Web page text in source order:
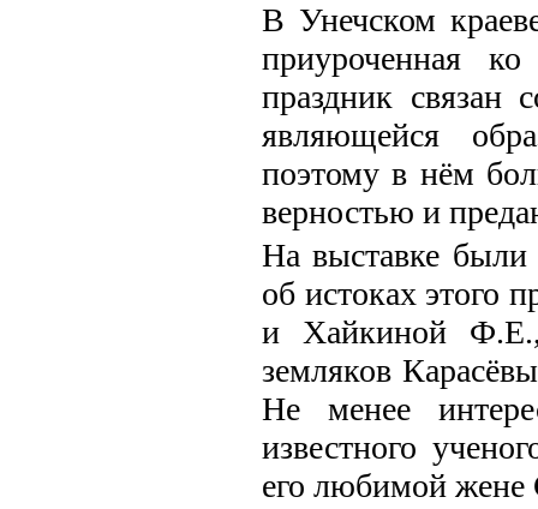
В Унечском
приуроченная
праздник
являющейся
поэтому в нём
верностью и
На выставке были
об истоках этого
и Хайкиной
земляков
Не менее
известного
его любимой жене